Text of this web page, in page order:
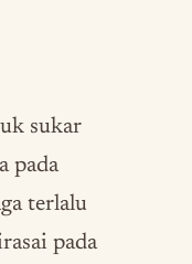
sukar
pada
terlalu
pada